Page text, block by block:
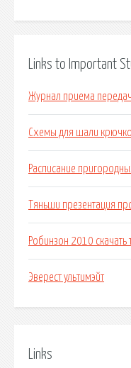
Links to Important
Журнал приема
Схемы для шали
Расписание
Тяньши презентация
Робинзон 2010 скачать
Эверест ультимэйт
Links